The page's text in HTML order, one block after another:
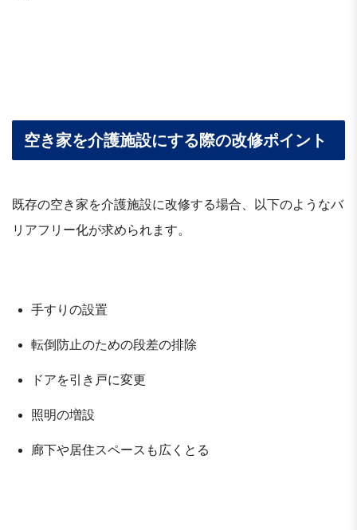
空き家を介護施設にする際の改修ポイント
既存の空き家を介護施設に改修する場合、以下のようなバ
リアフリー化が求められます。
手すりの設置
転倒防止のための段差の排除
ドアを引き戸に変更
照明の増設
廊下や居住スペースも広くとる